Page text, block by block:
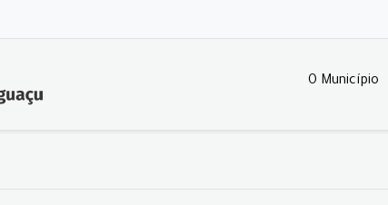
O Município